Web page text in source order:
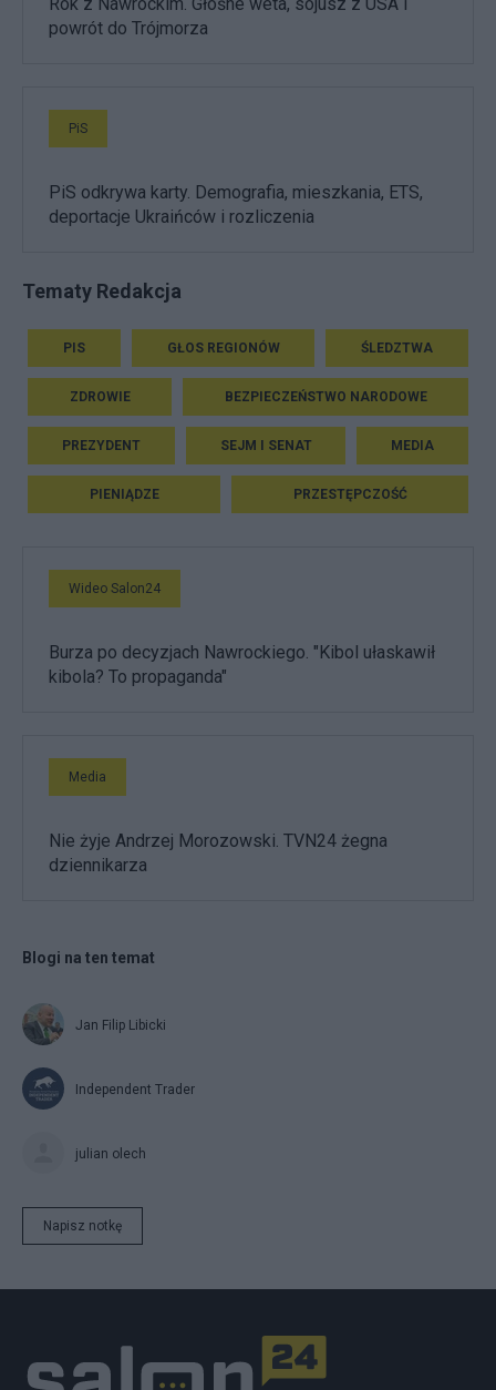
powrót do Trójmorza
PiS
PiS odkrywa karty. Demografia, mieszkania, ETS,
deportacje Ukraińców i rozliczenia
Tematy Redakcja
PIS GŁOS REGIONÓW ŚLEDZTWA
ZDROWIE BEZPIECZEŃSTWO NARODOWE
PREZYDENT SEJM I SENAT MEDIA
PIENIĄDZE PRZESTĘPCZOŚĆ
Wideo Salon24
Burza po decyzjach Nawrockiego. "Kibol ułaskawił
kibola? To propaganda"
Media
Nie żyje Andrzej Morozowski. TVN24 żegna
dziennikarza
Blogi na ten temat
Jan Filip Libicki
Independent Trader
julian olech
Napisz notkę